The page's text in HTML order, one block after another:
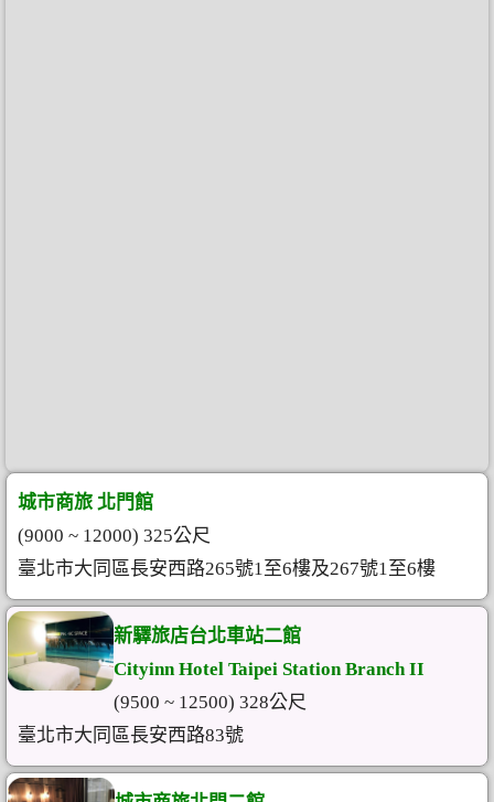
城市商旅 北門館
(9000 ~ 12000) 325公尺
臺北市大同區長安西路265號1至6樓及267號1至6樓
新驛旅店台北車站二館
Cityinn Hotel Taipei Station Branch II
(9500 ~ 12500) 328公尺
臺北市大同區長安西路83號